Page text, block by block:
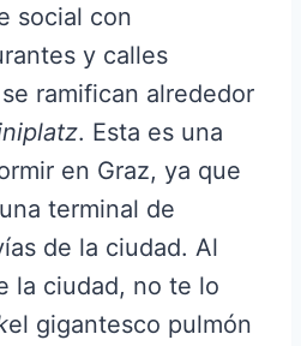
social con
y calles
ramifican alrededor
. Esta es una
en Graz, ya que
terminal de
de la ciudad. Al
la ciudad, no te lo
el gigantesco pulmón